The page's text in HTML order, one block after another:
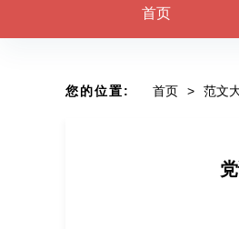
首页
您的位置: 首页 > 范文